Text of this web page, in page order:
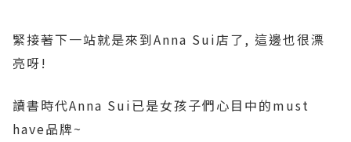
緊接著下一站就是來到Anna Sui店了, 這邊也很漂
亮呀!
讀書時代Anna Sui已是女孩子們心目中的must
have品牌~